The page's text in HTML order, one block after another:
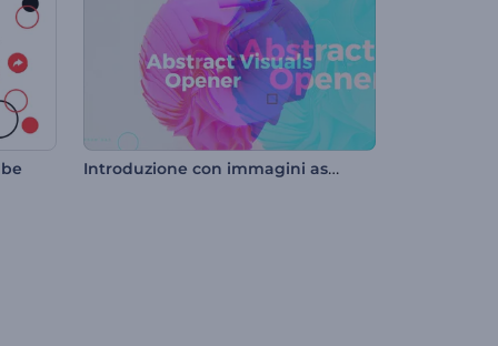
Introduzione con immagini astratte